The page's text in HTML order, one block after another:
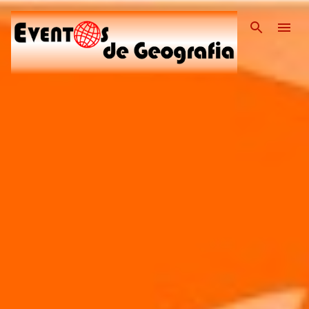
Pular para o conteúdo